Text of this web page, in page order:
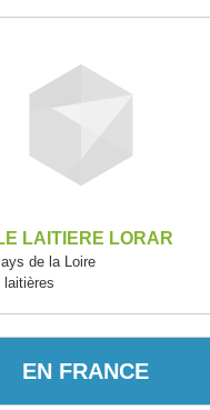
LAITIERE LORAR
de la Loire
laitières
EN FRANCE